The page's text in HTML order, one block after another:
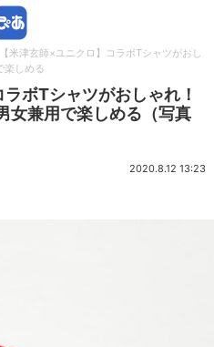
【米津玄師×ユニクロ】コラボTシャツがおし
楽しめる
ボTシャツがおしゃれ！
女兼用で楽しめる（写真
2020.8.12 13:23